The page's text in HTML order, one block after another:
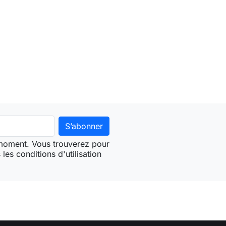
au panier
Vous trouverez pour
conditions d'utilisation